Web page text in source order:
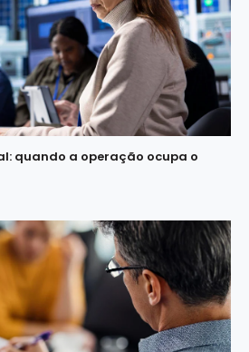
quando a operação ocupa o